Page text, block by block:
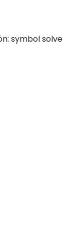
symbol solve